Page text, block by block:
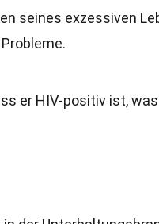
seines exzessiven
er HIV-positiv ist,